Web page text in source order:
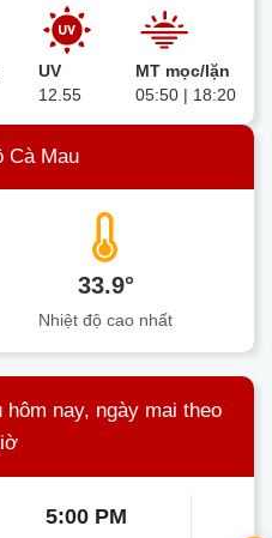
UV
12.55
MT mọc/lặn
05:50 | 18:20
Cà Mau
33.9°
Nhiệt độ cao nhất
nay, ngày mai theo
5:00 PM